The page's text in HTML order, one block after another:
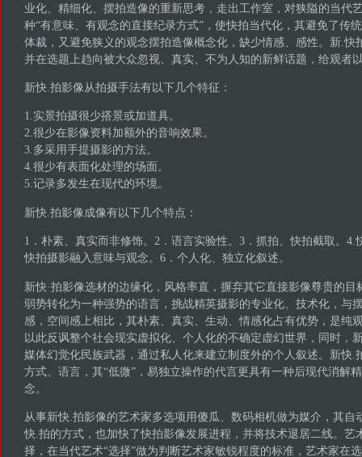
业化、精细化、摆拍造像的重新思考，走出工作室，对狭隘的当代
种“有意味、有观念的直接纪录方式”，使快拍当代化，其避免了传
体裁，又避免狭义的观念摆拍造像概念化，缺少情感、感性。新.快
并在选题上趋向被大众忽视、真实、不为人知的新鲜话题，给观者
新快.拍影像从拍摄手法有以下几个特征：
1.实景拍摄很少搭景或加道具。
2.很少在影像资料加额外的音响效果。
3.多采用手提摄影的方法。
4.很少有表面化处理的场面。
5.记录多发生在现代的环境。
新快.拍影像成像有以下几个特点：
1．朴素、真实而非修饰。2．语言实验性。3．抓拍、快拍截取。4.
快拍摄影融入意味与观念。6．个人化、独立化叙述。
新快·拍影像选材的边缘化，风格率直，摒弃其它直接影像尊贵的目
弱势转化为一种强势的语言，挑战精英摄影的专业化、技术化，与
感，空间感上相比，其朴素、真实、生动、情感化占有优势，是纯
以此反讽整个社会现实虚拟化、个人化的不确定虚幻世界，同时，
媒体幻觉化民族武器，通过私人化来建立制度外的个人叙述。新快.
方式、语言，其“低微”，易独立操作的代言更具有一种后现代消解
念。
从事新快.拍影像的艺术家多选项用傻瓜、数码相机做为媒介，其自
快.拍的方式，也加快了快拍影像发展进程，并将技术退居二线。艺
择，在当代艺术“选择”做为判断艺术家敏锐程度的标准，艺术家在